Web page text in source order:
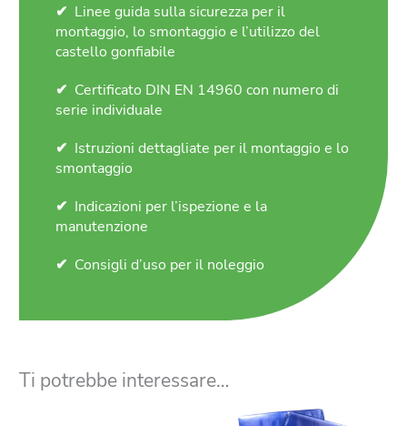
Linee guida sulla sicurezza per il
montaggio, lo smontaggio e l’utilizzo del
castello gonfiabile
Certificato DIN EN 14960 con numero di
serie individuale
Istruzioni dettagliate per il montaggio e lo
smontaggio
Indicazioni per l’ispezione e la
manutenzione
Consigli d’uso per il noleggio
Ti potrebbe interessare…